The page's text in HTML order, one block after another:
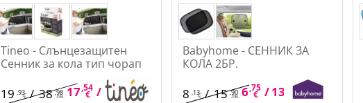
Tineo - Слънцезащитен
Сенник за кола тип чорап
(Комплект от 2 броя)
19 ,93€/38 ,98
лв. 17,54
€ / 34 ,30
лв.
Babyhome - СЕННИК ЗА
КОЛА 2БР.
8 ,13€/15 ,90
лв. 6,75
€ /13 ,20
лв.